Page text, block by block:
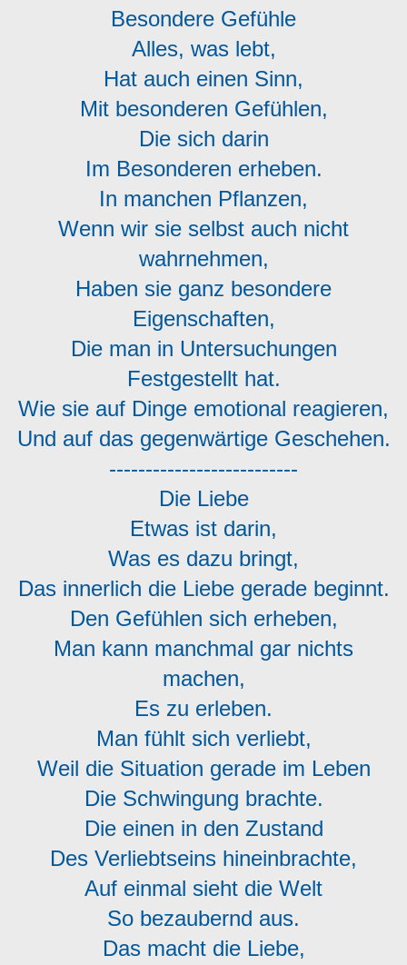
Besondere Gefühle
Alles, was lebt,
Hat auch einen Sinn,
Mit besonderen Gefühlen,
Die sich darin
Im Besonderen erheben.
In manchen Pflanzen,
Wenn wir sie selbst auch nicht
wahrnehmen,
Haben sie ganz besondere
Eigenschaften,
Die man in Untersuchungen
Festgestellt hat.
Wie sie auf Dinge emotional reagieren,
Und auf das gegenwärtige Geschehen.
--------------------------
Die Liebe
Etwas ist darin,
Was es dazu bringt,
Das innerlich die Liebe gerade beginnt.
Den Gefühlen sich erheben,
Man kann manchmal gar nichts
machen,
Es zu erleben.
Man fühlt sich verliebt,
Weil die Situation gerade im Leben
Die Schwingung brachte.
Die einen in den Zustand
Des Verliebtseins hineinbrachte,
Auf einmal sieht die Welt
So bezaubernd aus.
Das macht die Liebe,